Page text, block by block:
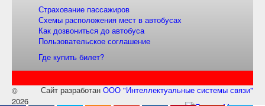
Страхование пассажиров
Схемы расположения мест в автобусах
Как дозвониться до автобуса
Пользовательское соглашение
Где купить билет?
Сайт разработан ООО "Интеллектуальные системы связи"
©
2026